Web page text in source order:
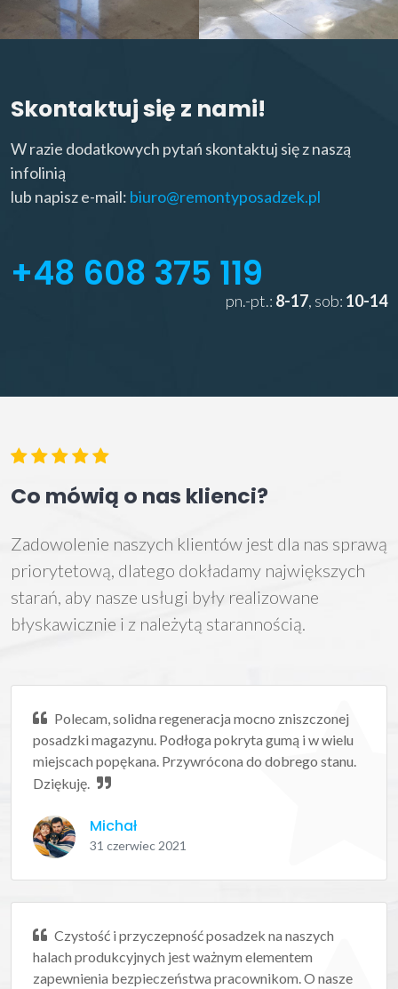
Skontaktuj się z nami!
W razie dodatkowych pytań skontaktuj się z naszą
infolinią
lub napisz e-mail: biuro@remontyposadzek.pl
+48 608 375 119
pn.-pt.: 8-17, sob: 10-14
Co mówią o nas klienci?
Zadowolenie naszych klientów jest dla nas sprawą
priorytetową, dlatego dokładamy największych
starań, aby nasze usługi były realizowane
błyskawicznie i z należytą starannością.
Polecam, solidna regeneracja mocno zniszczonej
posadzki magazynu. Podłoga pokryta gumą i w wielu
miejscach popękana. Przywrócona do dobrego stanu.
Dziękuję.
Michał
31 czerwiec 2021
Czystość i przyczepność posadzek na naszych
halach produkcyjnych jest ważnym elementem
zapewnienia bezpieczeństwa pracownikom. O nasze